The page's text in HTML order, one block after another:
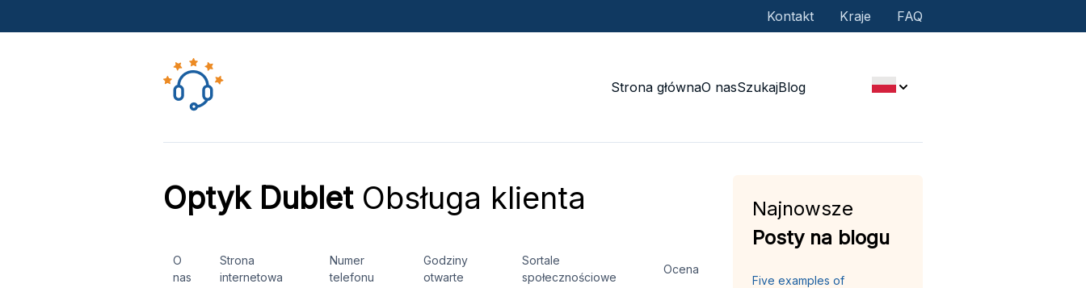
Kontakt Kraje FAQ
Strona głównaO nasSzukajBlog
Optyk DubletObsługa klienta
O
nas
Strona
internetowa
Numer
telefonu
Godziny
otwarte
Sortale
społecznościowe
Ocena
Najnowsze
Posty na blogu
Five examples of